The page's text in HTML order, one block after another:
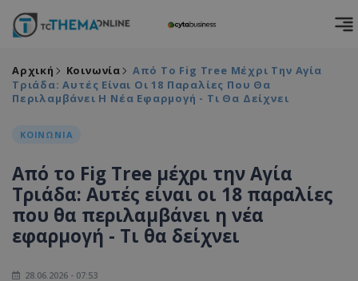
Αρχική Κοινωνία
Από Το Fig Tree Μέχρι Την Αγία
Τριάδα: Αυτές Είναι Οι 18 Παραλίες Που Θα
Περιλαμβάνει Η Νέα Εφαρμογή - Τι Θα Δείχνει
ΚΟΙΝΩΝΙΑ
Από το Fig Tree μέχρι την Αγία
Τριάδα: Αυτές είναι οι 18 παραλίες
που θα περιλαμβάνει η νέα
εφαρμογή - Τι θα δείχνει
28.06.2026 - 07:53